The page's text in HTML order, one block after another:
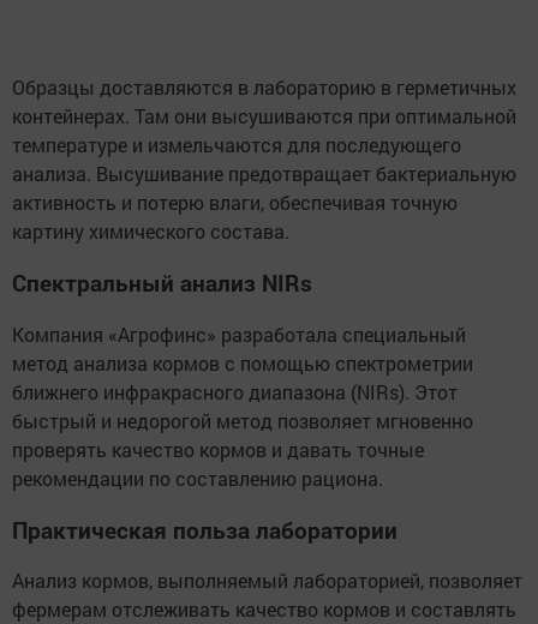
Образцы доставляются в лабораторию в герметичных
контейнерах. Там они высушиваются при оптимальной
температуре и измельчаются для последующего
анализа. Высушивание предотвращает бактериальную
активность и потерю влаги, обеспечивая точную
картину химического состава.
Спектральный анализ NIRs
Компания «Агрофинс» разработала специальный
метод анализа кормов с помощью спектрометрии
ближнего инфракрасного диапазона (NIRs). Этот
быстрый и недорогой метод позволяет мгновенно
проверять качество кормов и давать точные
рекомендации по составлению рациона.
Практическая польза лаборатории
Анализ кормов, выполняемый лабораторией, позволяет
фермерам отслеживать качество кормов и составлять